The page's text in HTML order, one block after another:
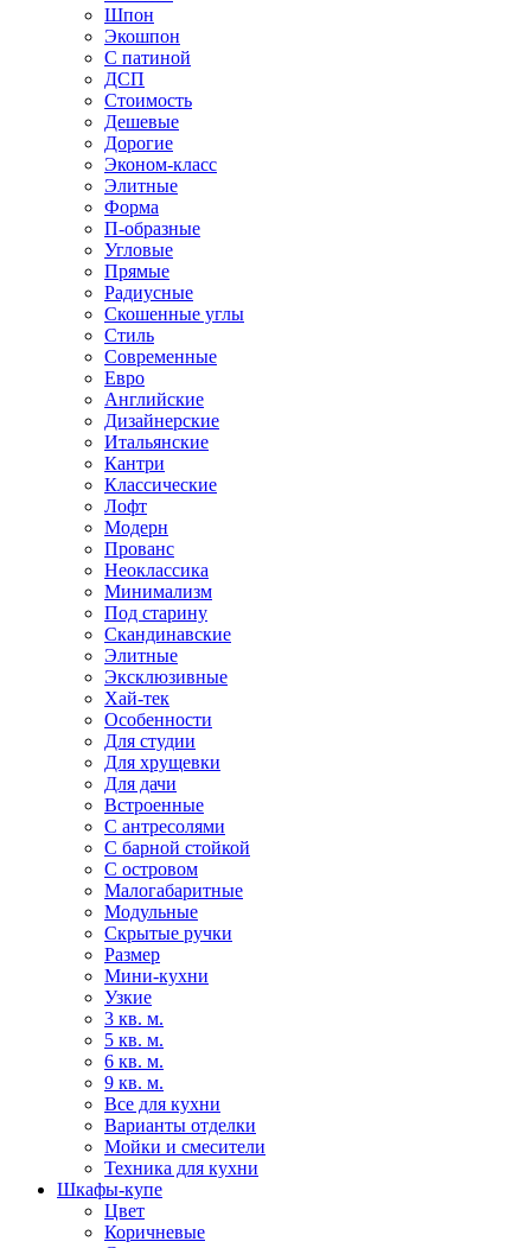
Шпон
Экошпон
С патиной
ДСП
Стоимость
Дешевые
Дорогие
Эконом-класс
Элитные
Форма
П-образные
Угловые
Прямые
Радиусные
Скошенные углы
Стиль
Современные
Евро
Английские
Дизайнерские
Итальянские
Кантри
Классические
Лофт
Модерн
Прованс
Неоклассика
Минимализм
Под старину
Скандинавские
Элитные
Эксклюзивные
Хай-тек
Особенности
Для студии
Для хрущевки
Для дачи
Встроенные
С антресолями
С барной стойкой
С островом
Малогабаритные
Модульные
Скрытые ручки
Размер
Мини-кухни
Узкие
3 кв. м.
5 кв. м.
6 кв. м.
9 кв. м.
Все для кухни
Варианты отделки
Мойки и смесители
Техника для кухни
Шкафы-купе
Цвет
Коричневые